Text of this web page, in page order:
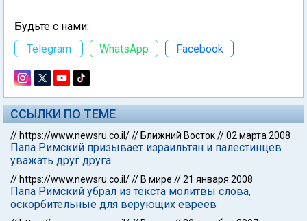
Будьте с нами:
Telegram
WhatsApp Facebook
ССЫЛКИ ПО ТЕМЕ
// https://www.newsru.co.il/// Ближний Восток//02 марта 2008
Папа Римский призывает израильтян и палестинцев
уважать друг друга
// https://www.newsru.co.il/// В мире //21 января 2008
Папа Римский убрал из текста молитвы слова,
оскорбительные для верующих евреев